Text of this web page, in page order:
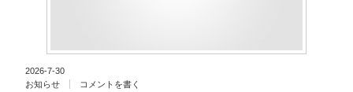
2026-7-30
お知らせ
コメントを書く